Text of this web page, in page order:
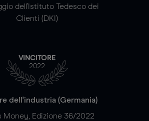
dell'Istituto Tedesco dei
Clienti (DKI)
VINCITORE
2022
dell'industria (Germania)
Money, Edizione 36/2022